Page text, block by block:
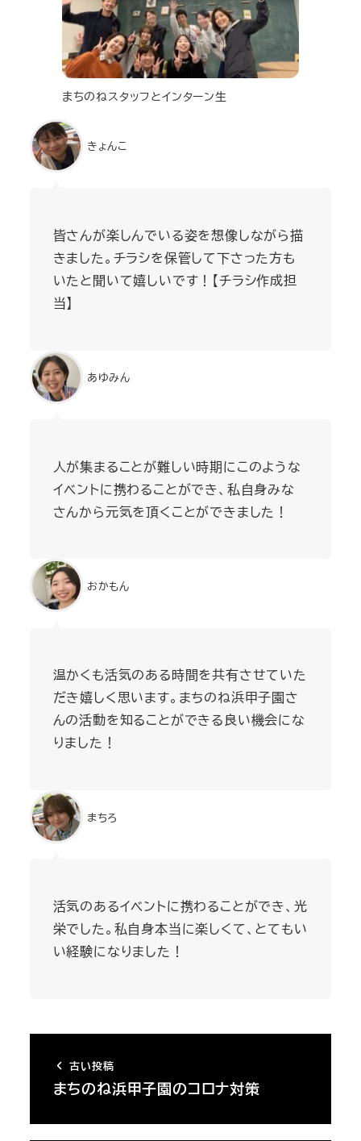
まちのねスタッフとインターン生
きょんこ
皆さんが楽しんでいる姿を想像しながら描
きました。チラシを保管して下さった方も
いたと聞いて嬉しいです！【チラシ作成担
当】
あゆみん
人が集まることが難しい時期にこのような
イベントに携わることができ、私自身みな
さんから元気を頂くことができました！
おかもん
温かくも活気のある時間を共有させていた
だき嬉しく思います。まちのね浜甲子園さ
んの活動を知ることができる良い機会にな
りました！
まちろ
活気のあるイベントに携わることができ、光
栄でした。私自身本当に楽しくて、とてもい
い経験になりました！
古い投稿
まちのね浜甲子園のコロナ対策